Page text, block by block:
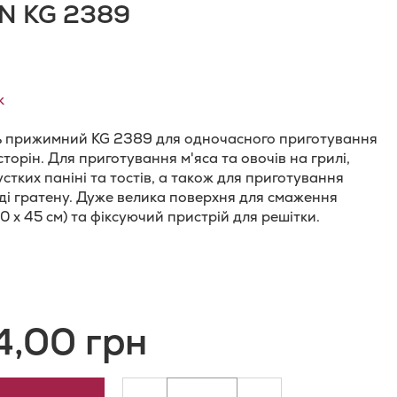
KG 2389
прижимний KG 2389 для одночасного приготування
Для приготування м'яса та овочів на грилі,
паніні та тостів, а також для приготування
гратену. Дуже велика поверхня для смаження
х 45 см) та фіксуючий пристрій для решітки.
грн